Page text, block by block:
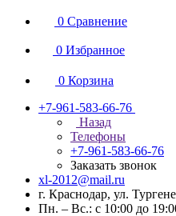
0 Сравнение
0 Избранное
0 Корзина
+7-961-583-66-76
Назад
Телефоны
+7-961-583-66-76
Заказать звонок
xl-2012@mail.ru
г. Краснодар, ул.
Пн. – Вс.: с 10:00 до